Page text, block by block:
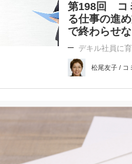
第198回 コ
る仕事の進
で終わらせ
デキル社員に
松尾友子 / コ